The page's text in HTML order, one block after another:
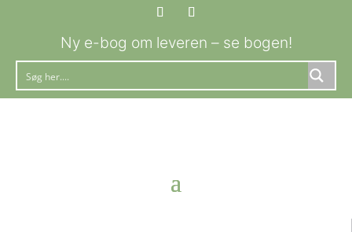
Ny e-bog om leveren – se bogen!